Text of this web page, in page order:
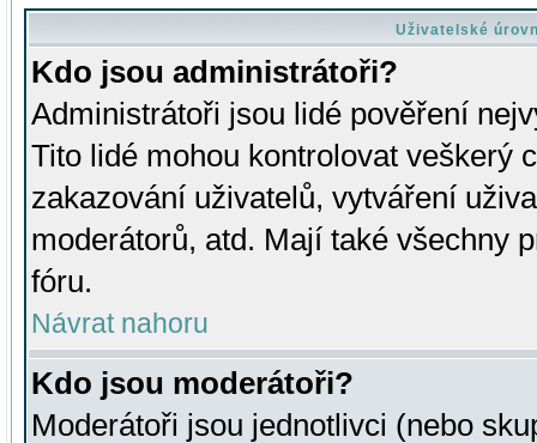
Uživatelské
Kdo jsou administrátoři?
Administrátoři jsou lidé pověření
Tito lidé mohou kontrolovat veškerý
zakazování uživatelů, vytváření
moderátorů, atd. Mají také všechny
fóru.
Návrat nahoru
Kdo jsou moderátoři?
Moderátoři jsou jednotlivci (nebo